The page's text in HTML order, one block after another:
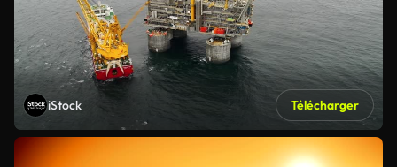
iStock Télécharger